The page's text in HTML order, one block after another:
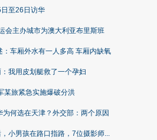
至26日访华
会主办城市为澳大利亚布里斯班
：车厢外水有一人多高 车厢内缺氧
我用皮划艇救了一个孕妇
某旅紧急实施爆破分洪
何选在天津？外交部：两个原因
小男孩在路口指路，7位摄影师...